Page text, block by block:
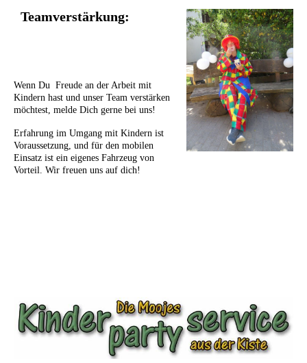
Teamverstärkung:
Wenn Du Freude an der Arbeit mit
Kindern hast und unser Team verstärken
möchtest, melde Dich gerne bei uns!
Erfahrung im Umgang mit Kindern ist
Voraussetzung, und für den mobilen
Einsatz ist ein eigenes Fahrzeug von
Vorteil. Wir freuen uns auf dich!